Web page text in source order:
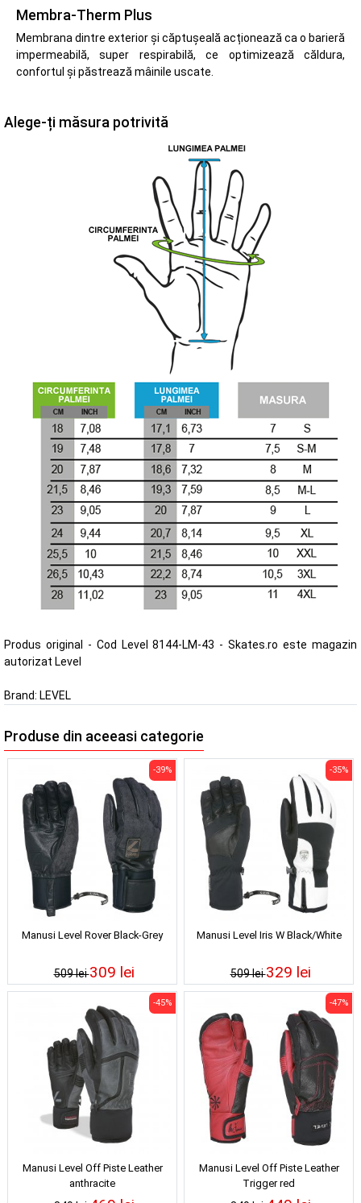
Membra-Therm Plus
Membrana dintre exterior și căptușeală acționează ca o barieră
impermeabilă, super respirabilă, ce optimizează căldura,
confortul și păstrează mâinile uscate.
Alege-ți măsura potrivită
Produs original - Cod Level 8144-LM-43 - Skates.ro este magazin
autorizat Level
Brand: LEVEL
Produse din aceeasi categorie
Manusi Level Rover Black-Grey
509 lei
-39%
309 lei
Manusi Level Iris W Black/White
509 lei
-35%
329 lei
Manusi Level Off Piste Leather
anthracite
-45%
Manusi Level Off Piste Leather
Trigger red
-47%